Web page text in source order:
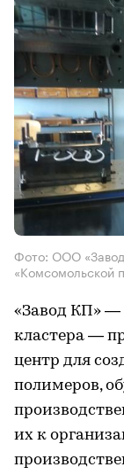
Фото: ООО
«Комсомольской
«Завод КП» —
кластера —
центр для
полимеров,
их к